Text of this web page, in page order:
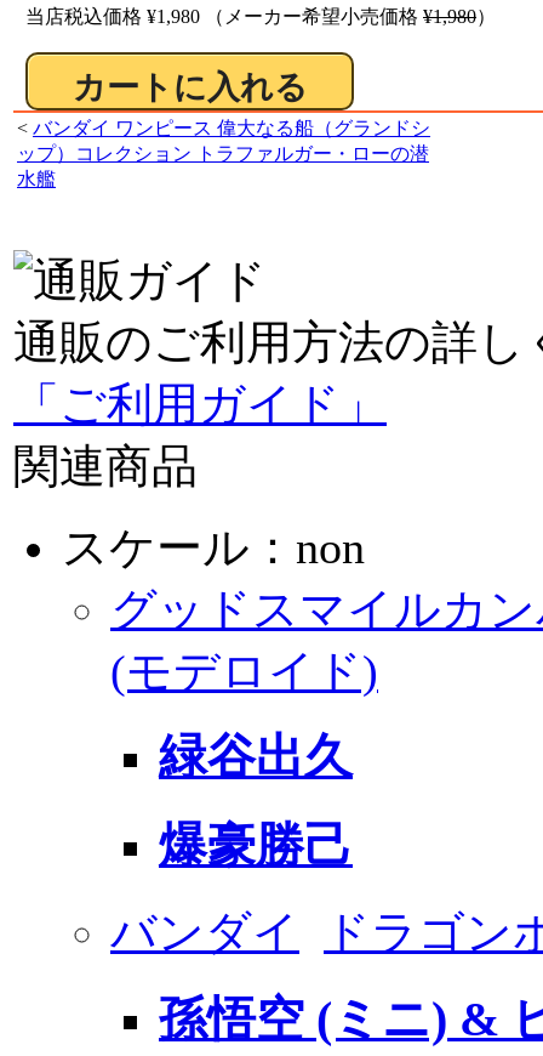
当店税込価格 ¥1,980 （メーカー希望小売価格 ¥1,980）
< バンダイ ワンピース 偉大なる船（グランドシ
ップ）コレクション トラファルガー・ローの潜
水艦
通販のご利用方法の詳し
「ご利用ガイド」
関連商品
スケール：non
グッドスマイルカ
(モデロイド)
緑谷出久
爆豪勝己
バンダイ ドラゴン
孫悟空 (ミニ) &